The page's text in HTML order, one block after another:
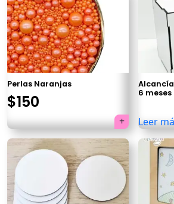
Perlas Naranjas
El
precio
original
era:
$300.
$150
precio
actual
$150.
6 meses
Leer